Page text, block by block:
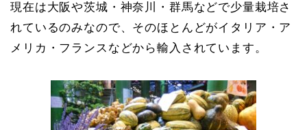
現在は大阪や茨城・神奈川・群馬などで少量栽培さ
れているのみなので、そのほとんどがイタリア・ア
メリカ・フランスなどから輸入されています。